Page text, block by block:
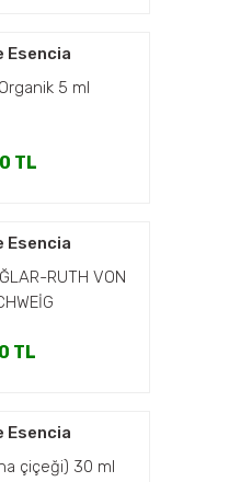
Esencia
5 ml
TL
Esencia
RUTH VON
TL
Esencia
çiçeği) 30 ml